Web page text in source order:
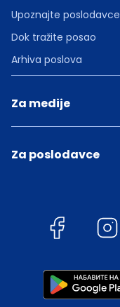
Upoznajte poslodavce
Dok tražite posao
Arhiva poslova
Za medije
Za poslodavce